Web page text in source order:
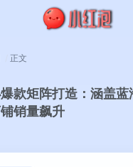
正文
款矩阵打造：涵盖
销量飙升